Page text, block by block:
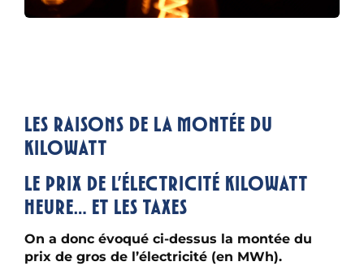
Les raisons de la montée du
kilowatt
Le prix de l’électricité kilowatt
heure… et les taxes
On a donc évoqué ci-dessus la montée du
prix de gros de l’électricité (en MWh).